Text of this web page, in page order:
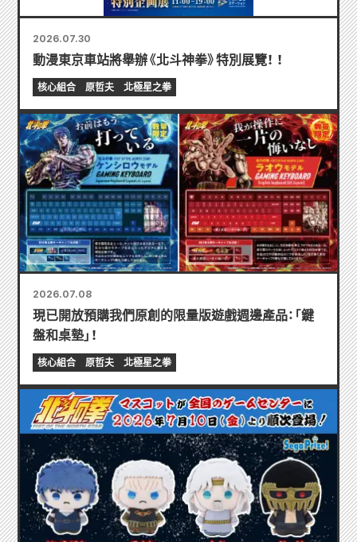
2026.07.30
動漫東京車站將舉辦《北斗神拳》特別展覽！ ！
核心組合 原哲夫 北極星之拳
2026.07.08
現已開放預購我們原創的限量版遊戲週邊產品：「鍵
盤和桌墊」！
核心組合 原哲夫 北極星之拳